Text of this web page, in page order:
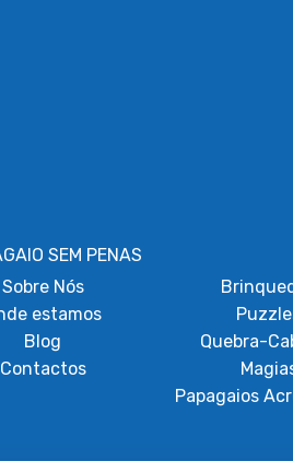
SEM PENAS
Sobre Nós
estamos
Blog
Contactos
Quebra-
Papagaios